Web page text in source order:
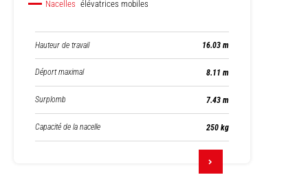
Nacelles élévatrices mobiles
Hauteur de travail 16.03 m
Déport maximal 8.11 m
Surplomb 7.43 m
Capacité de la nacelle 250 kg